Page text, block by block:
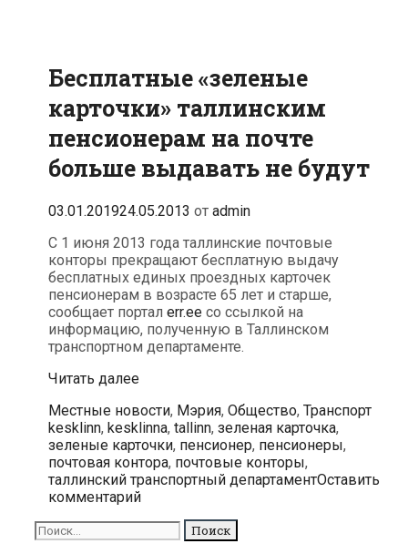
Бесплатные «зеленые
карточки» таллинским
пенсионерам на почте
больше выдавать не будут
03.01.201924.05.2013 от admin
С 1 июня 2013 года таллинские почтовые
конторы прекращают бесплатную выдачу
бесплатных единых проездных карточек
пенсионерам в возрасте 65 лет и старше,
сообщает портал err.ee со ссылкой на
информацию, полученную в Таллинском
транспортном департаменте.
Читать далееБесплатные
карточки»
таллинским
пенсионерам
на
почте
больше
выдавать
Рубрики
Местные новости, Мэрия, Общество, Транспорт
kesklinn, kesklinna, tallinn, зеленая карточка,
зеленые карточки, пенсионер, пенсионеры,
почтовая контора, почтовые конторы,
таллинский транспортный департаментОставить
комментарий
Поиск
для: